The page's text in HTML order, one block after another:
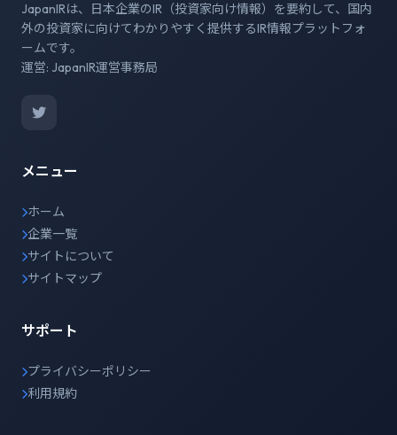
JapanIRは、日本企業のIR（投資家向け情報）を要約して、国内
外の投資家に向けてわかりやすく提供するIR情報プラットフォ
ームです。
運営: JapanIR運営事務局
メニュー
ホーム
企業一覧
サイトについて
サイトマップ
サポート
プライバシーポリシー
利用規約